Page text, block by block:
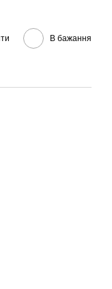
В бажання